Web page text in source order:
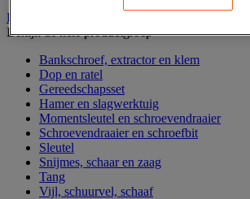
Handgereedschap
Bekijk de hele productgroep
Bankschroef, extractor en klem
Dop en ratel
Gereedschapsset
Hamer en slagwerktuig
Momentsleutel en schroevendraaier
Schroevendraaier en schroefbit
Sleutel
Snijmes, schaar en zaag
Tang
Vijl, schuurvel, schaaf